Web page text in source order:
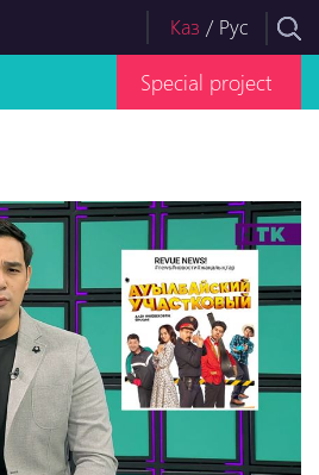
Каз / Рус
Special project